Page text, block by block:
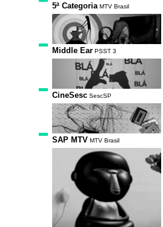
5ª Categoria MTV Brasil
Middle Ear PSST 3
CineSesc SescSP
SAP MTV MTV Brasil